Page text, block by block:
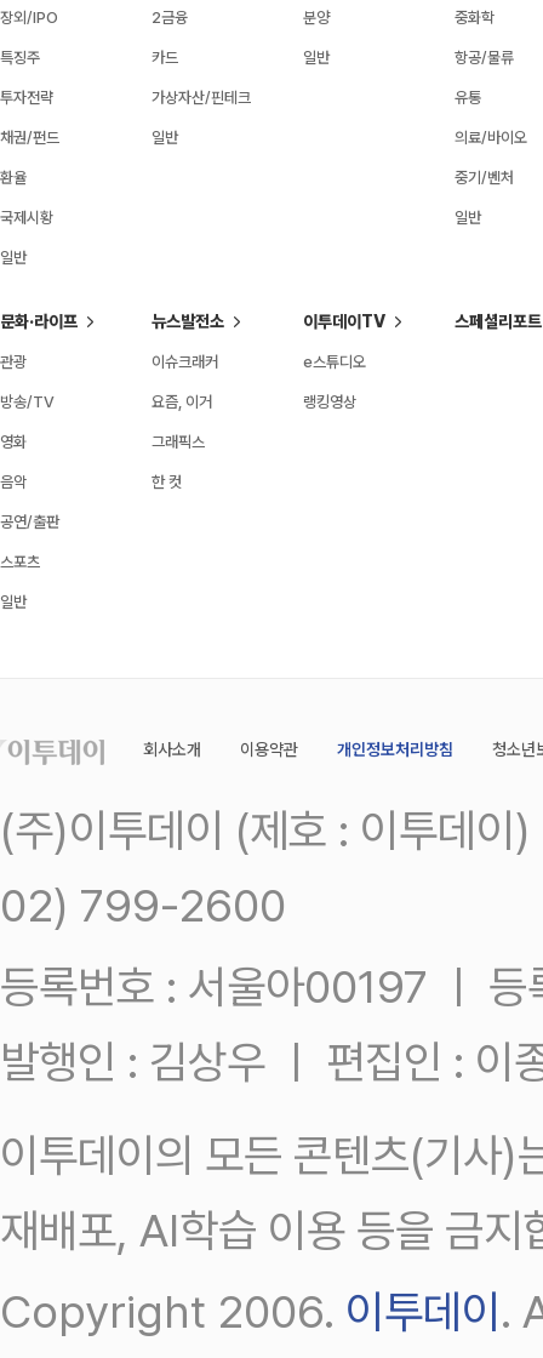
장외/IPO
특징주
투자전략
채권/펀드
환율
국제시황
일반
2금융
카드
가상자산/핀테크
일반
분양
일반
중화학
항공/물류
유통
의료/바이오
중기/벤처
일반
문화·라이프
관광
방송/TV
영화
음악
공연/출판
스포츠
일반
뉴스발전소
이슈크래커
요즘, 이거
그래픽스
한 컷
이투데이TV
e스튜디오
랭킹영상
스페셜리포트
회사소개 이용약관 개인정보처리방침 청소년
(주)이투데이 (제호 : 이투데
02) 799-2600
등록번호 : 서울아00197 ㅣ
발행인 : 김상우 ㅣ 편집인 : 이
이투데이의 모든 콘텐츠(기사)
재배포, AI학습 이용 등을 금지
Copyright 2006. 이투데이.